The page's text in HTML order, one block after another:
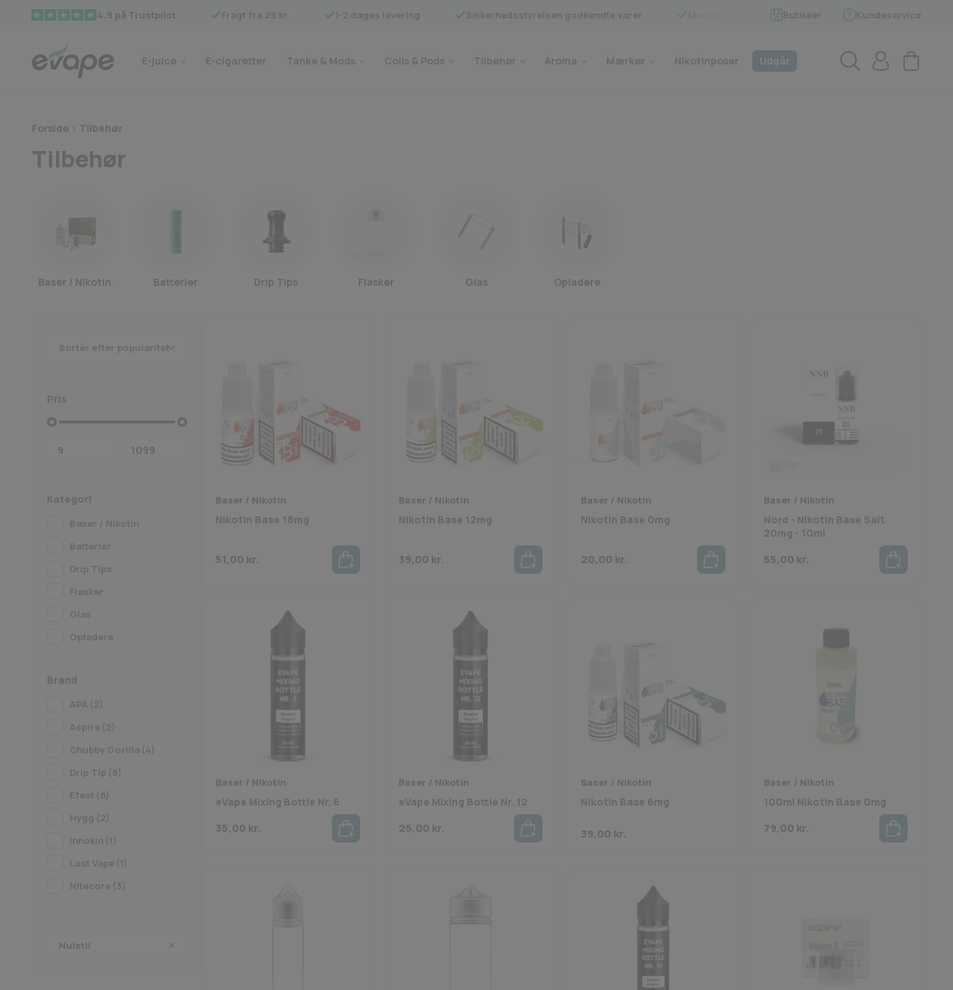
4.9 på Trustpilot Fragt fra 29 kr. 1-2 dages levering Sikkerhedsstyrelsen godkendte varer 4.9 på Trustpilot
Butikker Kundeservice
E-juice E-cigaretter Tanke & Mods Coils & Pods Tilbehør Aroma Mærker Nikotinposer Udgår
Forside > Tilbehør
Tilbehør
Baser / Nikotin Batterier Drip Tips Flasker Glas Opladere
Pris
Kategori
Baser / Nikotin
Batterier
Drip Tips
Flasker
Glas
Opladere
Brand
APA (2)
Aspire (2)
Chubby Gorilla (4)
Drip Tip (8)
Efest (8)
Hygg (2)
Innokin (1)
Lost Vape (1)
Nitecore (3)
Nulstil
Baser / Nikotin
Nikotin Base 18mg
51,00 kr.
Baser / Nikotin
Nikotin Base 12mg
39,00 kr.
Baser / Nikotin
Nikotin Base 0mg
20,00 kr.
Baser / Nikotin
Nord - Nikotin Base Salt
20mg - 10ml
55,00 kr.
Baser / Nikotin
eVape Mixing Bottle Nr. 6
35,00 kr.
Baser / Nikotin
eVape Mixing Bottle Nr. 12
25,00 kr.
Baser / Nikotin
Nikotin Base 6mg
39,00 kr.
Baser / Nikotin
100ml Nikotin Base 0mg
79,00 kr.